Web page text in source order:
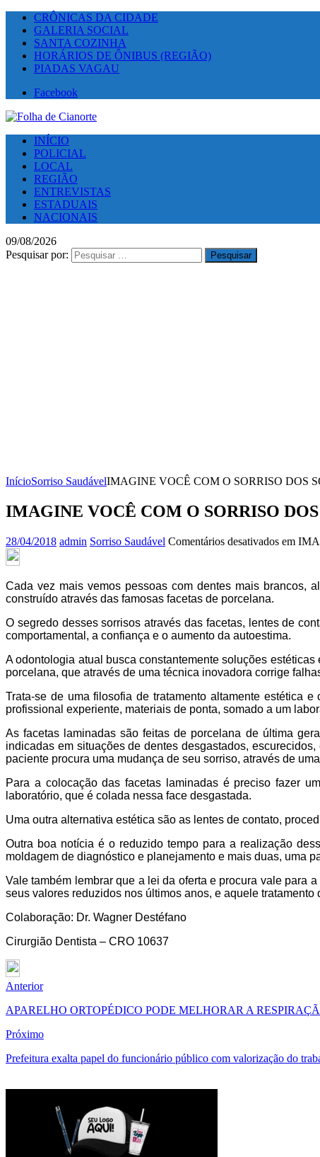
CRÔNICAS DA CIDADE
GALERIA SOCIAL
SANTA COZINHA
HORÁRIOS DE ÔNIBUS (REGIÃO)
PIADAS VAGAU
Facebook
INÍCIO
POLICIAL
LOCAL
REGIÃO
ENTREVISTAS
ESTADUAIS
NACIONAIS
09/08/2026
Pesquisar por:
InícioSorriso SaudávelIMAGINE VOCÊ COM O SORRISO DOS
IMAGINE VOCÊ COM O SORRISO
28/04/2018 admin Sorriso Saudável Comentários desativados em
Cada vez mais vemos pessoas com dentes mais brancos,
construído através das famosas facetas de porcelana.
O segredo desses sorrisos através das facetas, lentes de
comportamental, a confiança e o aumento da autoestima.
A odontologia atual busca constantemente soluções
porcelana, que através de uma técnica inovadora corrige
Trata-se de uma filosofia de tratamento altamente estética
profissional experiente, materiais de ponta, somado a um
As facetas laminadas são feitas de porcelana de última
indicadas em situações de dentes desgastados,
paciente procura uma mudança de seu sorriso, através de
Para a colocação das facetas laminadas é preciso fazer
laboratório, que é colada nessa face desgastada.
Uma outra alternativa estética são as lentes de contato,
Outra boa notícia é o reduzido tempo para a realização
moldagem de diagnóstico e planejamento e mais duas, uma
Vale também lembrar que a lei da oferta e procura vale para
seus valores reduzidos nos últimos anos, e aquele
Colaboração: Dr. Wagner Destéfano
Cirurgião Dentista – CRO 10637
Anterior
APARELHO ORTOPÉDICO PODE MELHORAR A
Próximo
Prefeitura exalta papel do funcionário público com valorização do